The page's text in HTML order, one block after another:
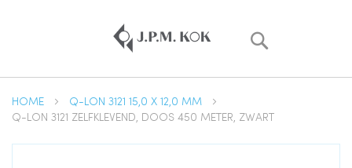
HOME
Q-LON 3121 15,0 X 12,0 MM
Q-LON 3121 ZELFKLEVEND, DOOS 450 METER, ZWART